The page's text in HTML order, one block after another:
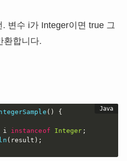
변수 i가 Integer이면 true 그
환합니다.
( )
{
i instanceof Integer ;
( result ) ;